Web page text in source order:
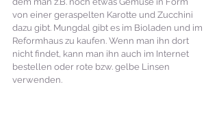
von einer geraspelten Karotte und Zucchini
dazu gibt. Mungdal gibt es im Bioladen und im
Reformhaus zu kaufen. Wenn man ihn dort
nicht findet, kann man ihn auch im Internet
bestellen oder rote bzw. gelbe Linsen
verwenden.